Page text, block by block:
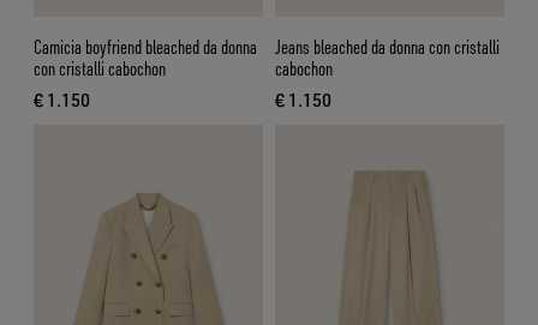
Camicia boyfriend bleached da donna
con cristalli cabochon
€ 1.150
prezzo attuale € 1.150
Jeans bleached da donna con cristalli
cabochon
€ 1.150
prezzo attuale € 1.150